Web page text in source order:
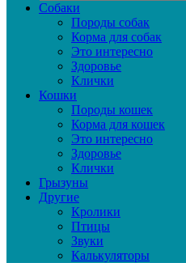
Собаки
Породы собак
Корма для собак
Это интересно
Здоровье
Клички
Кошки
Породы кошек
Корма для кошек
Это интересно
Здоровье
Клички
Грызуны
Другие
Кролики
Птицы
Звуки
Калькуляторы